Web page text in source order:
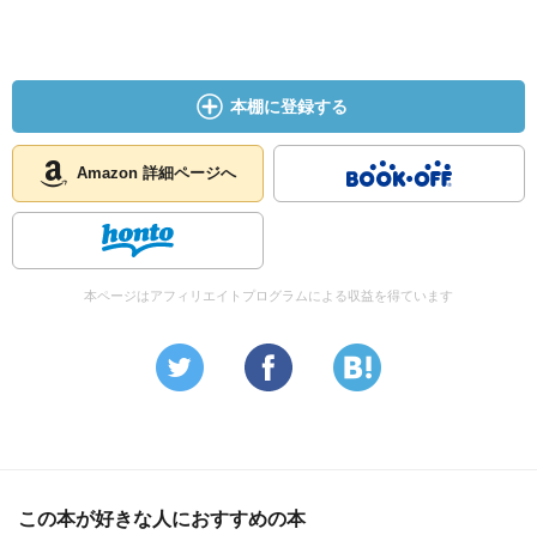
本棚に登録する
Amazon 詳細ページへ
本ページはアフィリエイトプログラムによる収益を得ています
この本が好きな人におすすめの本